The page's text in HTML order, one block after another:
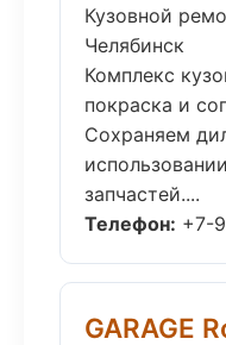
Кузовной
Челябинск
Комплекс
покраска и
Сохраняем
запчастей....
Телефон: +7-
GARAGE